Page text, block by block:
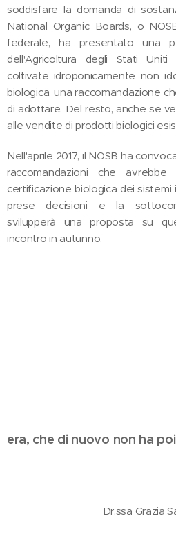
soddisfare la domanda di
National Organic Boards, o
federale, ha presentato una
dell'Agricoltura degli Stati
coltivate idroponicamente non
biologica, una raccomandazione
di adottare. Del resto, anche se
alle vendite di prodotti biologici
Nell'aprile 2017, il NOSB ha
raccomandazioni che
certificazione biologica dei
prese decisioni e la
svilupperà una proposta su
incontro in autunno.
era, che di nuovo non ha
Dr.ssa Grazia